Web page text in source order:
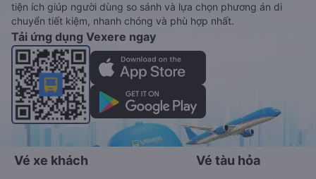
tiện ích giúp người dùng so sánh và lựa chọn phương án di
chuyển tiết kiệm, nhanh chóng và phù hợp nhất.
Tải ứng dụng Vexere ngay
Vé xe khách Vé tàu hỏa